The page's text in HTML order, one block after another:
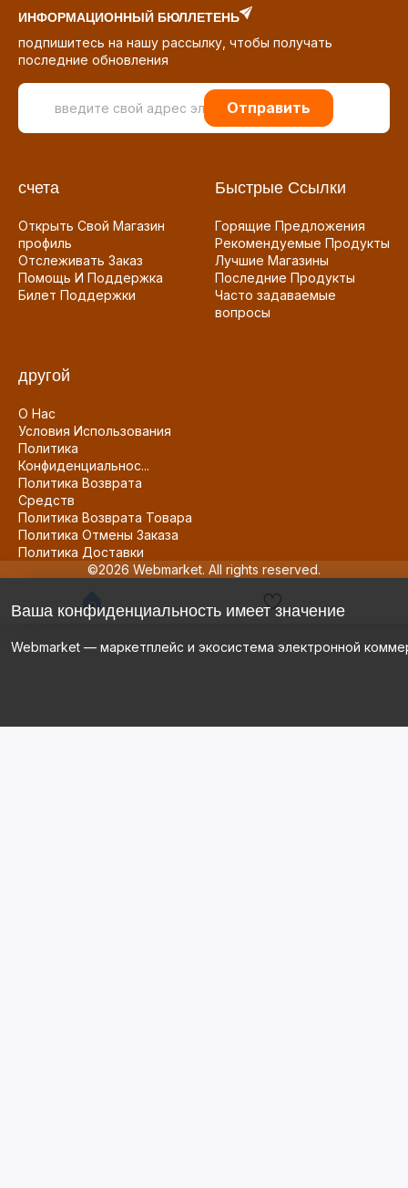
ИНФОРМАЦИОННЫЙ БЮЛЛЕТЕНЬ
подпишитесь на нашу рассылку, чтобы получать
последние обновления
Отправить
счета
Открыть Свой Магазин
профиль
Отслеживать Заказ
Помощь И Поддержка
Билет Поддержки
Быстрые Ссылки
Горящие Предложения
Рекомендуемые Продукты
Лучшие Магазины
Последние Продукты
Часто задаваемые
вопросы
другой
О Нас
Условия Использования
Политика
Конфиденциальнос...
Политика Возврата
Средств
Политика Возврата Товара
Политика Отмены Заказа
Политика Доставки
©2026 Webmarket. All rights reserved.
Ваша конфиденциальность имеет значение
Webmarket — маркетплейс и экосистема электронной